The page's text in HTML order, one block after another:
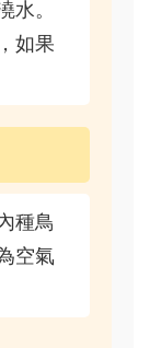
水。
如果
種鳥
空氣